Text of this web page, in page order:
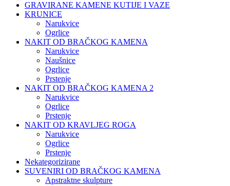
GRAVIRANE KAMENE KUTIJE I VAZE
KRUNICE
Narukvice
Ogrlice
NAKIT OD BRAČKOG KAMENA
Narukvice
Naušnice
Ogrlice
Prstenje
NAKIT OD BRAČKOG KAMENA 2
Narukvice
Ogrlice
Prstenje
NAKIT OD KRAVLJEG ROGA
Narukvice
Ogrlice
Prstenje
Nekategorizirane
SUVENIRI OD BRAČKOG KAMENA
Apstraktne skulpture